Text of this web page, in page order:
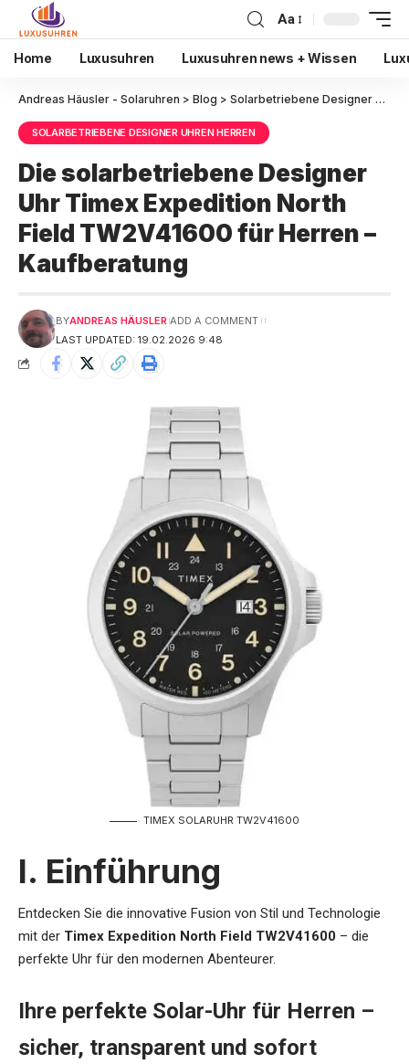
Aa
Home Luxusuhren Luxusuhren news + Wissen
Andreas Häusler - Solaruhren > Blog > Solarbetriebene Designer Uhren Herren
SOLARBETRIEBENE DESIGNER UHREN HERREN
Die solarbetriebene Designer
Uhr Timex Expedition North
Field TW2V41600 für Herren –
Kaufberatung
LAST UPDATED: 19.02.2026 9:48
BYANDREAS HÄUSLER ADD A COMMENT
TIMEX SOLARUHR TW2V41600
I. Einführung
Entdecken Sie die innovative Fusion von Stil und Technologie
mit der Timex Expedition North Field TW2V41600 – die
perfekte Uhr für den modernen Abenteurer.
Ihre perfekte Solar-Uhr für Herren –
sicher, transparent und sofort